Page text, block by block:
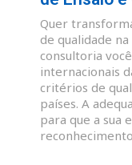
Quer
de qualidade na
consultoria
internacionais
critérios de
países. A
para que a sua
reconhecimento